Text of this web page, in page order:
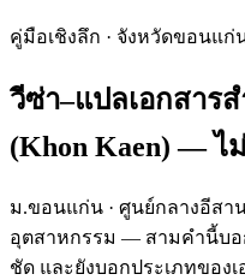
คู่มือเชิงลึก · จังหวัดขอนแก่
วีซ่า–แปลเอกสาร
(Khon Kaen) — ไม่
ม.ขอนแก่น · ศูนย์กลางอีสา
อุตสาหกรรม — สามคำนี้บ
ชัด และยังบอกประเภทของ